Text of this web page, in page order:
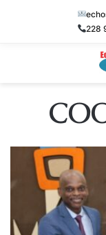
228